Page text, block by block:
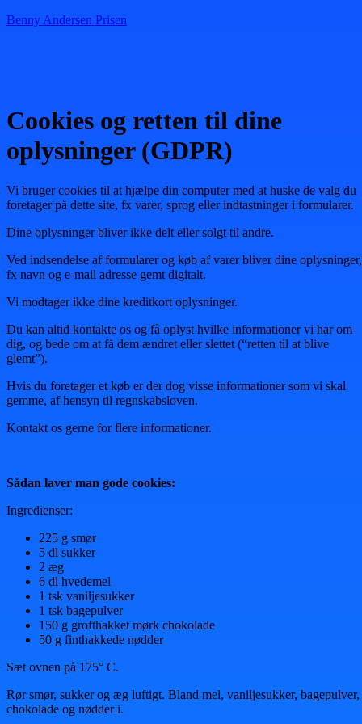
Benny Andersen Prisen
Cookies og retten til dine
oplysninger (GDPR)
Vi bruger cookies til at hjælpe din computer med at huske de valg du
foretager på dette site, fx varer, sprog eller indtastninger i formularer.
Dine oplysninger bliver ikke delt eller solgt til andre.
Ved indsendelse af formularer og køb af varer bliver dine oplysninger,
fx navn og e-mail adresse gemt digitalt.
Vi modtager ikke dine kreditkort oplysninger.
Du kan altid kontakte os og få oplyst hvilke informationer vi har om
dig, og bede om at få dem ændret eller slettet (“retten til at blive
glemt”).
Hvis du foretager et køb er der dog visse informationer som vi skal
gemme, af hensyn til regnskabsloven.
Kontakt os gerne for flere informationer.
Sådan laver man gode cookies:
Ingredienser:
225 g smør
5 dl sukker
2 æg
6 dl hvedemel
1 tsk vaniljesukker
1 tsk bagepulver
150 g grofthakket mørk chokolade
50 g finthakkede nødder
Sæt ovnen på 175° C.
Rør smør, sukker og æg luftigt. Bland mel, vaniljesukker, bagepulver,
chokolade og nødder i.